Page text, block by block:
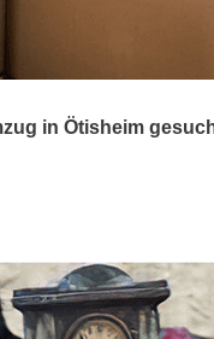
in Ötisheim